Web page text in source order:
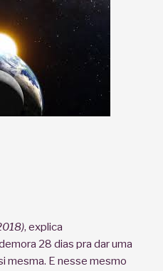
, explica
28 dias pra dar uma
mesma. E nesse mesmo